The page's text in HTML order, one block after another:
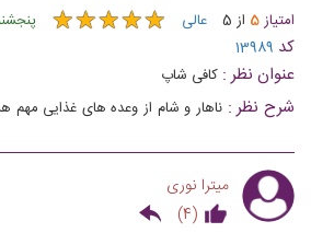
امتیاز5 از 5 عالی ★★★★★
★★★★★ پنجشنبه 29
کد 13989
عنوان نظر : کافی شاپ
شرح نظر : ناهار و شام از وعده های غذایی مهم
میترا نوری
(
4
)